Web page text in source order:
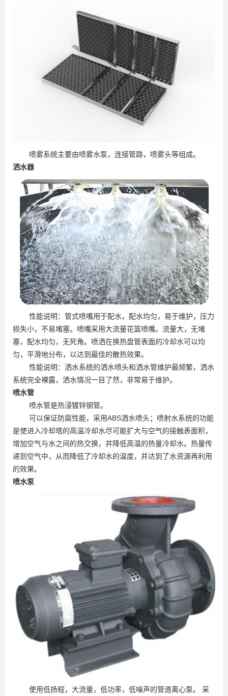
喷雾系统主要由喷雾水泵，连接管路，喷雾头等组成。
洒水器
性能说明：管式喷嘴用于配水，配水均匀，易于维护，压力
损失小，不易堵塞。喷嘴采用大流量花篮喷嘴。流量大，无堵
塞，配水均匀，无死角。喷洒在换热盘管表面的冷却水可以均
匀，平滑地分布，以达到最佳的散热效果。
性能说明：洒水系统的洒水喷头和洒水管维护最频繁，洒水
系统完全裸露，洒水情况一目了然，非常易于维护。
喷水管
喷水管是热浸镀锌钢管。
可以保证防腐性能，采用ABS洒水喷头；喷射水系统的功能
是使进入冷却塔的高温冷却水尽可能扩大与空气的接触表面积，
增加空气与水之间的热交换，并降低高温的热量冷却水。热量传
递到空气中，从而降低了冷却水的温度，并达到了水资源再利用
的效果。
喷水泵
使用低扬程，大流量，低功率，低噪声的管道离心泵。 采